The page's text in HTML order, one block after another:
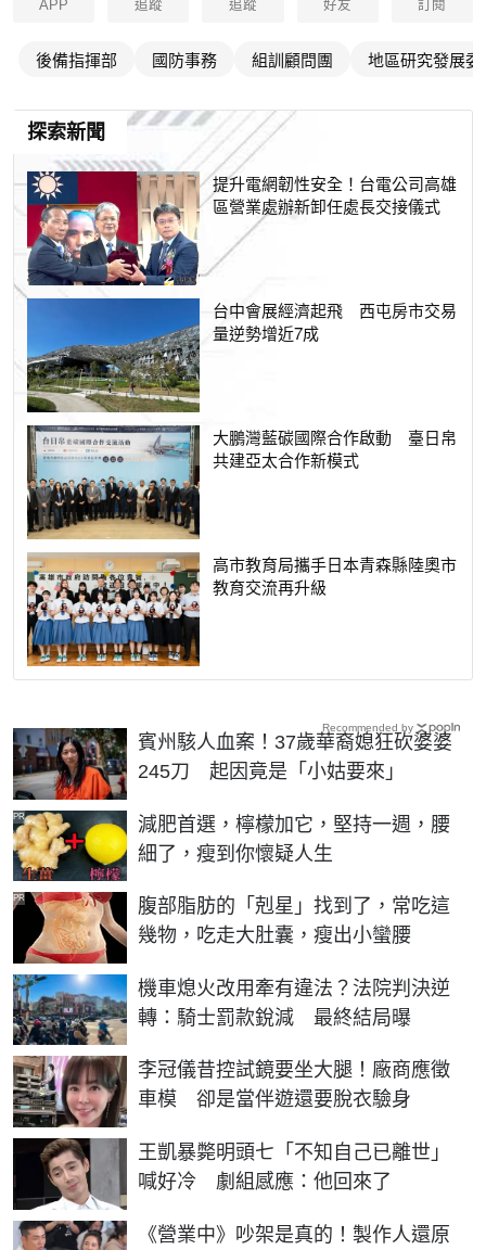
APP 追蹤 追蹤 好友 訂閱
後備指揮部 國防事務 組訓顧問團 地區研究發展委
探索新聞
提升電網韌性安全！台電公司高雄
區營業處辦新卸任處長交接儀式
台中會展經濟起飛 西屯房市交易
量逆勢增近7成
大鵬灣藍碳國際合作啟動 臺日帛
共建亞太合作新模式
高市教育局攜手日本青森縣陸奧市
教育交流再升級
賓州駭人血案！37歲華裔媳狂砍婆婆
245刀 起因竟是「小姑要來」
減肥首選，檸檬加它，堅持一週，腰
細了，瘦到你懷疑人生
PR
腹部脂肪的「剋星」找到了，常吃這
幾物，吃走大肚囊，瘦出小蠻腰
PR
機車熄火改用牽有違法？法院判決逆
轉：騎士罰款銳減 最終結局曝
李冠儀昔控試鏡要坐大腿！廠商應徵
車模 卻是當伴遊還要脫衣驗身
王凱暴斃明頭七「不知自己已離世」
喊好冷 劇組感應：他回來了
《營業中》吵架是真的！製作人還原
Recommended by